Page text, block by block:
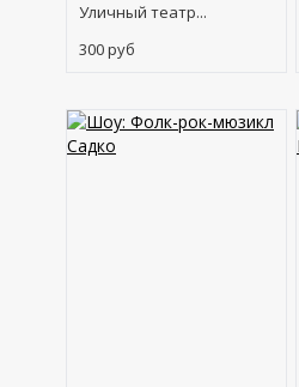
Уличный театр...
300руб